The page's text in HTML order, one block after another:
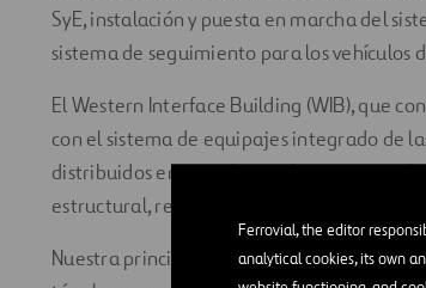
Ferrovial, the editor
analytical cookies, its own
SyE, instalación y puesta en marcha del
sistema de seguimiento para los vehículos
El Western Interface Building (WIB), que
con el sistema de equipajes integrado de
distribuidos en tres plantas. La
estructural, revestimiento, techado, SyE y
Nuestra principal preocupación fue